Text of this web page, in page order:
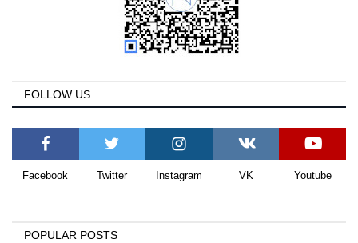
FOLLOW US
Facebook Twitter Instagram VK Youtube
POPULAR POSTS